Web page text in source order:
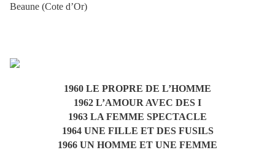
Beaune (Cote d’Or)
1960 LE PROPRE DE L’HOMME
1962 L’AMOUR AVEC DES I
1963 LA FEMME SPECTACLE
1964 UNE FILLE ET DES FUSILS
1966 UN HOMME ET UNE FEMME